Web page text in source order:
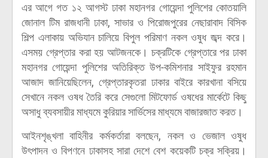
এর আগে গত ১২ আগস্ট ঢাকা মহানগর গোয়েন্দা পুলিশের কোতয়ালি
জোনাল টিম রাজধানী ঢাকা, সাভার ও পিরোজপুরের নেছারাবাদ বিসিক
শিল্প এলাকায় অভিযান চালিয়ে বিপুল পরিমাণ নকল ওষুধ জব্দ করে।
এসময় গ্রেপ্তার করা হয় আটজনকে। চক্রটিকে গ্রেপ্তারে পর ঢাকা
মহানগর গোয়েন্দা পুলিশের অতিরিক্ত উপ-কমিশনার সাইফুর রহমান
আজাদ জানিয়েছিলেন, গ্রেপ্তারকৃতরা ঢাকার বাইরে কারখানা বসিয়ে
সেখানে নকল ওষধ তৈরি করে সেগুলো মিটফোর্ড ওষধের মার্কেটে কিছু
অসাধু ব্যবসায়ীর মাধ্যমে কুরিয়ার সার্ভিসের মাধ্যমে বাজারজাত করত।
আইনশৃঙ্খলা বাহিনীর কর্মকর্তারা বলছেন, নকল ও ভেজাল ওষুধ
উৎপাদন ও বিপণনে ঢাকাসহ সারা দেশে বেশ কয়েকটি চক্র সক্রিয়।